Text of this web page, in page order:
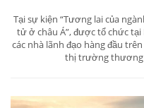
Tại sự kiện “Tương lai của
tử ở châu Á”, được tổ chức
các nhà lãnh đạo hàng đầu
thị trường thương